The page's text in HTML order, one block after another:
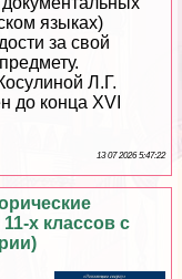
языках)
за свой
Л.Г.
до конца XVI
13 07 2026 5:47:22
х классов с